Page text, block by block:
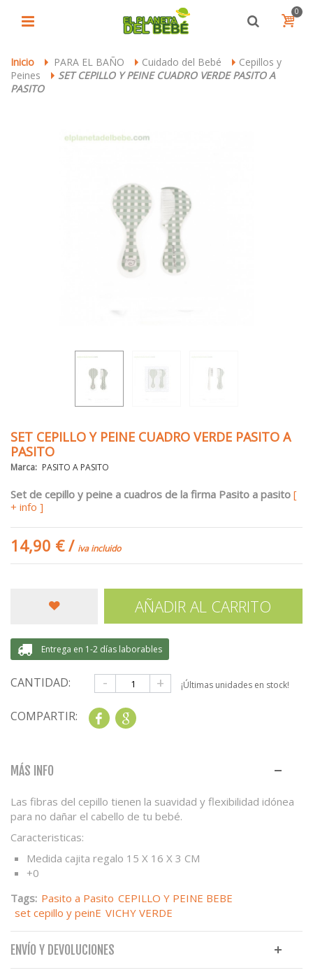
0
Inicio > PARA EL BAÑO > Cuidado del Bebé > Cepillos y
Peines
> SET CEPILLO Y PEINE CUADRO VERDE PASITO A
PASITO
SET CEPILLO Y PEINE CUADRO VERDE PASITO A
PASITO
Marca: PASITO A PASITO
Set de cepillo y peine a cuadros de la firma Pasito a pasito [
+ info ]
14,90 €/ iva incluido
AÑADIR AL CARRITO
Entrega en 1-2 días laborables
CANTIDAD: - + ¡Últimas unidades en stock!
COMPARTIR: Share
MÁS INFO
Las fibras del cepillo tienen la suavidad y flexibilidad idónea
para no dañar el cabello de tu bebé.
Caracteristicas:
Medida cajita regalo 15 X 16 X 3 CM
+0
Tags: Pasito a Pasito CEPILLO Y PEINE BEBE
set cepillo y peinE VICHY VERDE
ENVÍO Y DEVOLUCIONES